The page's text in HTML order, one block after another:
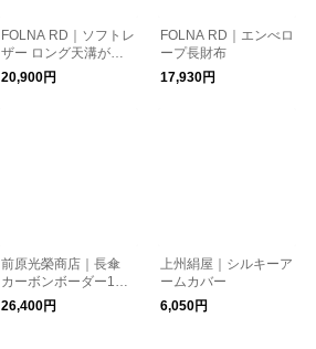
FOLNA RD｜ソフトレ
ザー ロング天溝がま
口
20,900円
FOLNA RD｜エンべロ
ープ長財布
17,930円
前原光榮商店｜長傘
カーボンボーダー16
本骨 55cm
26,400円
上州絹屋｜シルキーア
ームカバー
6,050円